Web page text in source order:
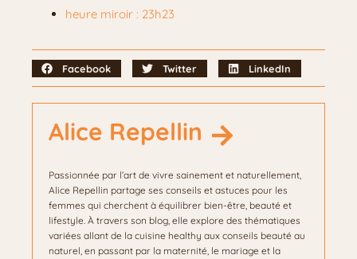
heure miroir : 23h23
Facebook Twitter LinkedIn
Alice Repellin
Passionnée par l’art de vivre sainement et naturellement,
Alice Repellin partage ses conseils et astuces pour les
femmes qui cherchent à équilibrer bien-être, beauté et
lifestyle. À travers son blog, elle explore des thématiques
variées allant de la cuisine healthy aux conseils beauté au
naturel, en passant par la maternité, le mariage et la